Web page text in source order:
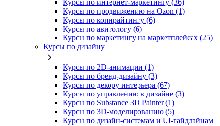
Курсы по интернет-маркетингу (36)
Курсы по продвижению на Ozon (1)
Курсы по копирайтингу (6)
Курсы по авитологу (6)
Курсы по маркетингу на маркетплейсах (25)
Курсы по дизайну
Курсы по 2D‑анимации (1)
Курсы по бренд‑дизайну (3)
Курсы по декору интерьера (67)
Курсы по управлению в дизайне (3)
Курсы по Substance 3D Painter (1)
Курсы по 3D‑моделированию (5)
Курсы по дизайн-системам и UI-гайдлайнам